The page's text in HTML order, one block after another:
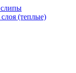
(теплые)